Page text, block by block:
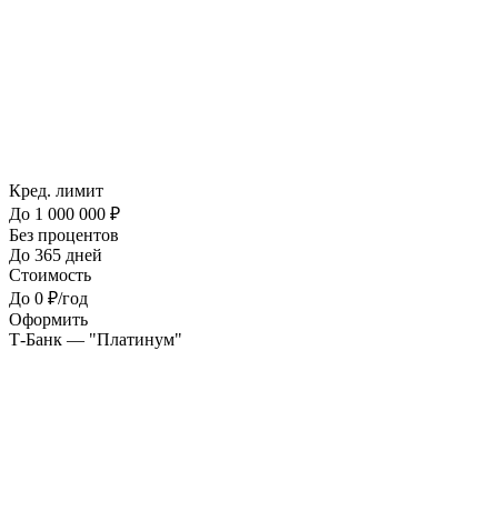
Кред. лимит
До 1 000 000 ₽
Без процентов
До 365 дней
Стоимость
До 0 ₽/год
Оформить
Т-Банк — "Платинум"